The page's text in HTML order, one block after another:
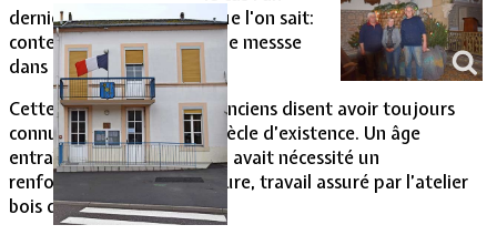
dernier, pour les raisons que l'on sait:
contexte sanitaire et pas de messse
dans la période de Noël.
Cette crèche que les plus anciens disent avoir toujours
connue, doit dépasser le siècle d’existence. Un âge
entraînant une vétusté qui avait nécessité un
renforcement de sa structure, travail assuré par l’atelier
bois de Fontoy en 2019.